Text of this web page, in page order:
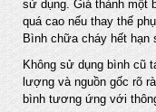
sử dụng. Giá thành một
quá cao nếu thay thế
Bình chữa cháy hết hạn
Không sử dụng bình cũ
lượng và nguồn gốc rõ
bình tương ứng với